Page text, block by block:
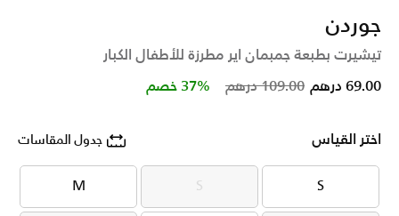
جوردن
تيشيرت بطبعة جمبمان اير مطرزة للأطفال الكبار
Price reduced from
109.00 درهم to 69.00 درهم 37% خصم
اختر القياس جدول المقاسات
S
S
S
S
M
M